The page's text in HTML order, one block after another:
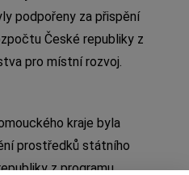
podpořeny za přispění
České republiky z
pro místní rozvoj.
kraje byla
prostředků státního
z programu